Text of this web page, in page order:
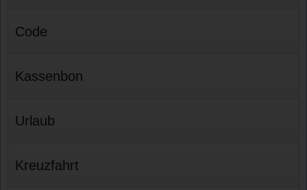
Code
Kassenbon
Urlaub
Kreuzfahrt